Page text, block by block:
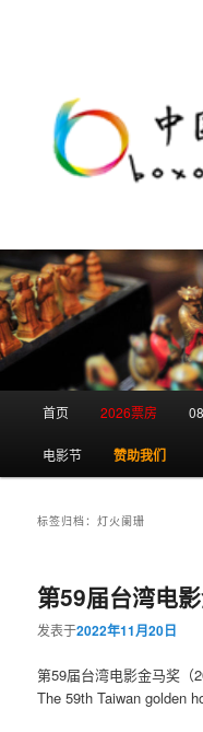
首页 2026票房
电影节 赞助我们
标签归档：灯火阑珊
第59届台湾电
发表于2022年11月20日
第59届台湾电影金马奖（
The 59th Taiwan golden